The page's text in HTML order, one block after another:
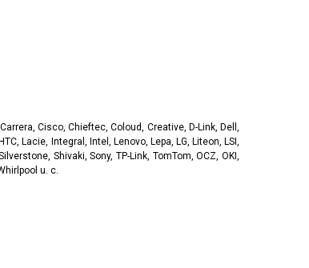
Cisco, Chieftec, Coloud, Creative, D-Link, Dell,
Lacie, Integral, Intel, Lenovo, Lepa, LG, Liteon, LSI,
Shivaki, Sony, TP-Link, TomTom, OCZ, OKI,
u. c.